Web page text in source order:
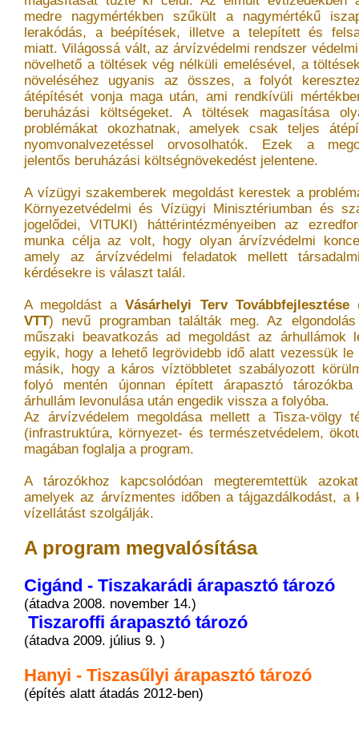
medre nagymértékben szűkült a nagymértékű
lerakódás, a beépítések, illetve a telepített és
miatt. Világossá vált, az árvízvédelmi rendszer
növelhető a töltések vég nélküli emelésével, a
növeléséhez ugyanis az összes, a folyót
átépítését vonja maga után, ami rendkívüli
beruházási költségeket. A töltések magasítása
problémákat okozhatnak, amelyek csak teljes
nyomvonalvezetéssel orvosolhatók. Ezek a
jelentős beruházási költségnövekedést jelentene.
A vízügyi szakemberek megoldást kerestek a
Környezetvédelmi és Vízügyi Minisztériumban és
jogelődei, VITUKI) háttérintézményeiben az
munka célja az volt, hogy olyan árvízvédelmi
amely az árvízvédelmi feladatok mellett
kérdésekre is választ talál.
A megoldást aVásárhelyi Terv Továbbfejlesztése
VTT) nevű programban találták meg. Az
műszaki beavatkozás ad megoldást az árhullámok
egyik, hogy a lehető legrövidebb idő alatt vezessük le
másik, hogy a káros víztöbbletet szabályozott
folyó mentén újonnan épített árapasztó
árhullám levonulása után engedik vissza a folyóba.
Az árvízvédelem megoldása mellett a Tisza-völgy
(infrastruktúra, környezet- és természetvédelem,
magában foglalja a program.
A tározókhoz kapcsolódóan megteremtettük
amelyek az árvízmentes időben a tájgazdálkodást, a
vízellátást szolgálják.
A program megvalósítása
Cigánd - Tiszakarádi árapasztó tározó
(átadva 2008. november 14.)
Tiszaroffi árapasztó tározó
(átadva 2009. július 9. )
Hanyi - Tiszasűlyi árapasztó tározó
(építés alatt átadás 2012-ben)